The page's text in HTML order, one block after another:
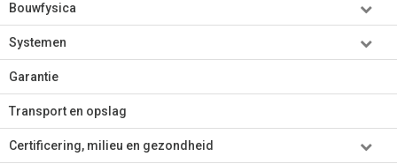
Bouwfysica
Systemen
Garantie
Transport en opslag
Certificering, milieu en gezondheid